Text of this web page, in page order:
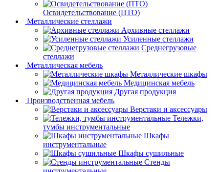
Освидетельствование (ПТО)
Металлические стеллажи
Архивные стеллажи
Усиленные стеллажи
Среднегрузовые
стеллажи
Металлическая мебель
Металлические шкафы
Медицинская мебель
Другая продукция
Производственная мебель
Верстаки и аксессуары
Тележки,
тумбы инструментальные
Шкафы
инструментальные
Шкафы сушильные
Стенды